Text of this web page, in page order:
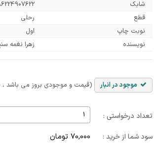
شابک
قطع
رحلی
نوبت چاپ
اول
نویسنده
زهرا نغمه
موجود در انبار (قیمت و موجودی بروز می باشد ،
تعداد درخواستی :
سود شما از خرید :
70,000 تومان